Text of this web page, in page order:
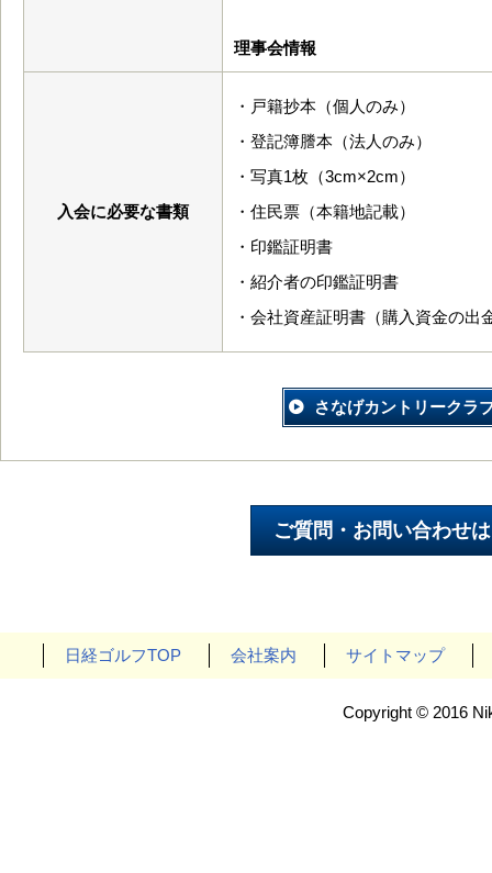
理事会情報
入会に必要な書類
・戸籍抄本（個人のみ）
・登記簿謄本（法人のみ）
・写真1枚（3cm×2cm）
・住民票（本籍地記載）
・印鑑証明書
・紹介者の印鑑証明書
・会社資産証明書（購入資金の
さなげカントリークラ
日経ゴルフTOP 会社案内 サイトマップ
Copyright © 2016